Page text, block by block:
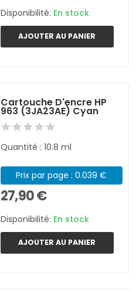
Disponibilité: En stock
AJOUTER AU PANIER
Cartouche D'encre HP
963 (3JA23AE) Cyan
Quantité : 10.8 ml
Prix par page : 0.039 €
27,90 €
Disponibilité: En stock
AJOUTER AU PANIER